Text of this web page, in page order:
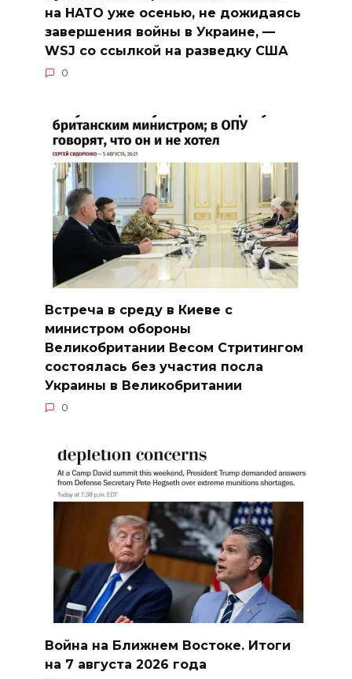
на НАТО уже осенью, не дожидаясь
завершения войны в Украине, —
WSJ со ссылкой на разведку США
0
Встреча в среду в Киеве с
министром обороны
Великобритании Весом Стритингом
состоялась без участия посла
Украины в Великобритании
0
Война на Ближнем Востоке. Итоги
на 7 августа 2026 года